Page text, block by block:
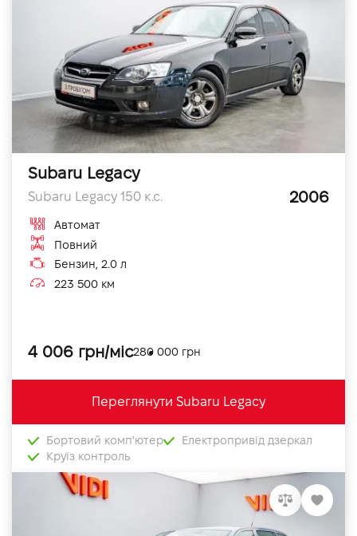
Subaru Legacy
Subaru Legacy 150 к.с. 2006
Автомат
Повний
Бензин, 2.0 л
223 500 км
4 006 грн/міс280 000 грн
Переглянути Subaru Legacy
Бортовий комп'ютер
Електропривід дзеркал
Круїз контроль